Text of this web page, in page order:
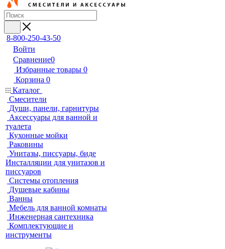
8-800-250-43-50
Войти
Сравнение0
Избранные товары 0
Корзина 0
Каталог
Смесители
Души, панели, гарнитуры
Аксессуары для ванной и
туалета
Кухонные мойки
Раковины
Унитазы, писсуары, биде
Инсталляции для унитазов и
писсуаров
Системы отопления
Душевые кабины
Ванны
Мебель для ванной комнаты
Инженерная сантехника
Комплектующие и
инструменты